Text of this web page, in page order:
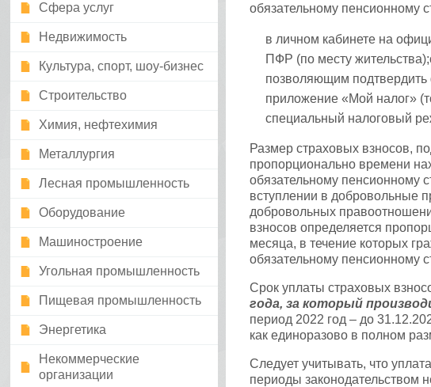
Сфера услуг
Недвижимость
Культура, спорт, шоу-бизнес
Строительство
Химия, нефтехимия
Металлургия
Лесная промышленность
Оборудование
Машиностроение
Угольная промышленность
Пищевая промышленность
Энергетика
Некоммерческие
организации
обязательному пенсионному
в личном кабинете на
ПФР (по месту
позволяющим подтвердить
приложение «Мой налог»
специальный налоговый
Размер страховых взносов,
пропорционально времени
обязательному пенсионному
вступлении в добровольные
добровольных
взносов определяется
месяца, в течение которых
обязательному пенсионному
Срок уплаты страховых
года, за который
период 2022 год – до
как единоразово в полном
Следует учитывать, что
периоды законодательством